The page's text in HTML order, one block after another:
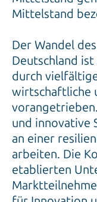
Der Wandel
Deutschland ist
durch
wirtschaftliche
und innovative
an einer
arbeiten. Die
etablierten
für Innovation